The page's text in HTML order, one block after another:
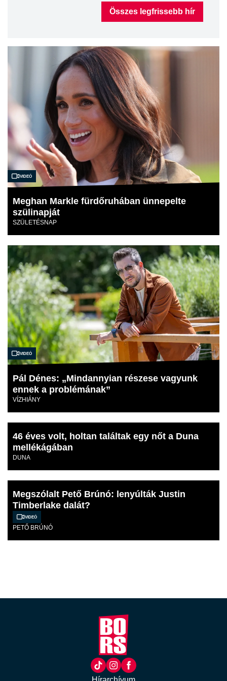
Összes legfrissebb hír
Videó
Meghan Markle fürdőruhában ünnepelte
szülinapját
SZÜLETÉSNAP
Videó
Pál Dénes: „Mindannyian részese vagyunk
ennek a problémának”
VÍZHIÁNY
46 éves volt, holtan találtak egy nőt a Duna
mellékágában
DUNA
Megszólalt Pető Brúnó: lenyúlták Justin
Timberlake dalát?
Videó
PETŐ BRÚNÓ